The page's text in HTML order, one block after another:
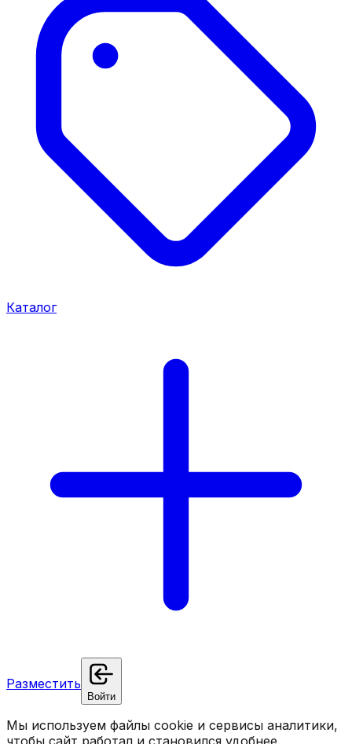
Каталог
Разместить
Войти
Мы используем файлы cookie и сервисы аналитики,
чтобы сайт работал и становился удобнее.